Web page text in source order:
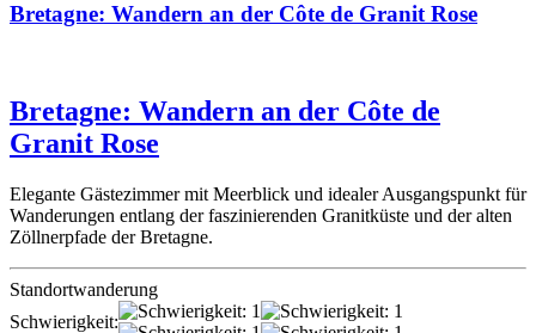
Bretagne: Wandern an der Côte de Granit Rose
Bretagne: Wandern an der Côte de
Granit Rose
Elegante Gästezimmer mit Meerblick und idealer Ausgangspunkt für
Wanderungen entlang der faszinierenden Granitküste und der alten
Zöllnerpfade der Bretagne.
Standortwanderung
Schwierigkeit: